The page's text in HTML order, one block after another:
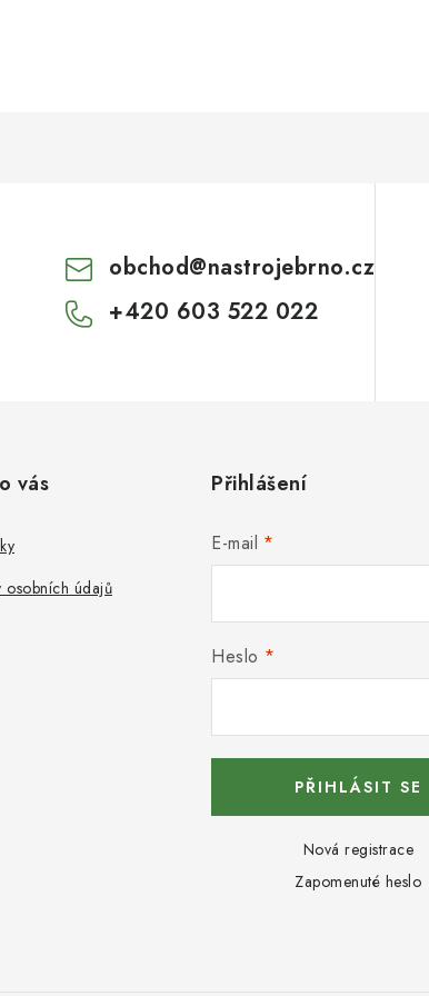
obchod@nastrojebrno.cz
+420 603 522 022
vás
osobních údajů
Přihlášení
E-mail
Heslo
PŘIHLÁSIT SE
Nová registrace
Zapomenuté heslo